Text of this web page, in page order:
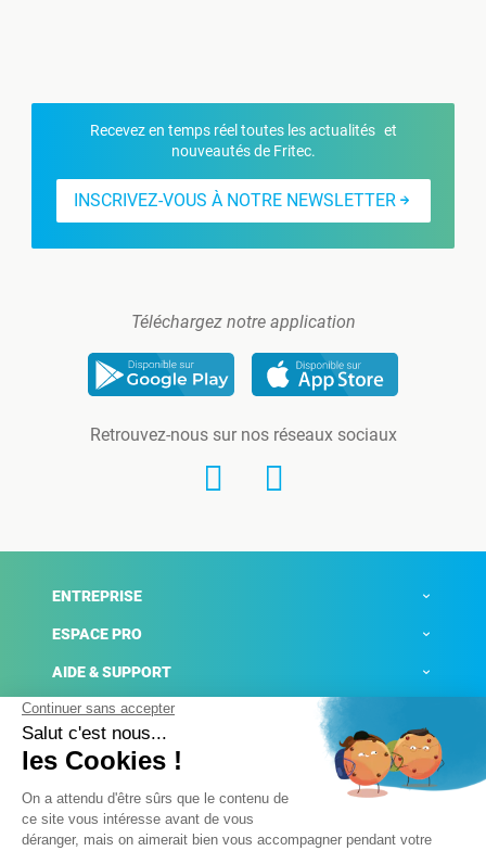
Recevez en temps réel toutes les actualités et
nouveautés de Fritec.
INSCRIVEZ-VOUS À NOTRE NEWSLETTER
Téléchargez notre application
Retrouvez-nous sur nos réseaux sociaux
ENTREPRISE
ESPACE PRO
AIDE & SUPPORT
ACTUALITÉS
Mentions légales